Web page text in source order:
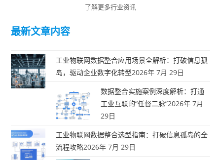
了解更多行业资讯
最新文章内容
工业物联网数据整合应用场景全解析：打破信息孤
岛，驱动企业数字化转型2026年 7月 29日
数据整合实施案例深度解析：打通
工业互联的“任督二脉”2026年 7月
29日
工业物联网数据整合选型指南：打破信息孤岛的全
流程攻略2026年 7月 29日